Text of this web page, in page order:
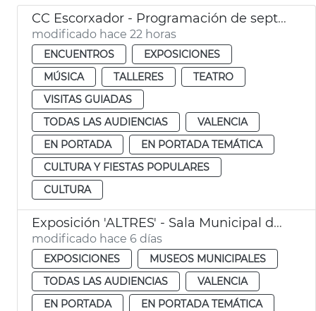
CC Escorxador - Programación de septiembre
modificado hace 22 horas
ENCUENTROS
EXPOSICIONES
MÚSICA
TALLERES
TEATRO
VISITAS GUIADAS
TODAS LAS AUDIENCIAS
VALENCIA
EN PORTADA
EN PORTADA TEMÁTICA
CULTURA Y FIESTAS POPULARES
CULTURA
Exposición 'ALTRES' - Sala Municipal de Exposiciones
modificado hace 6 días
EXPOSICIONES
MUSEOS MUNICIPALES
TODAS LAS AUDIENCIAS
VALENCIA
EN PORTADA
EN PORTADA TEMÁTICA